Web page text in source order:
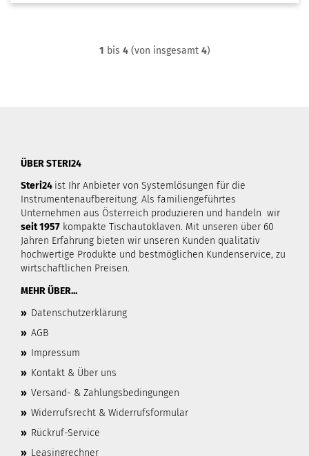
1 bis 4(von insgesamt 4)
ÜBER STERI24
Steri24 ist Ihr Anbieter von Systemlösungen für die
Instrumentenaufbereitung. Als familiengeführtes
Unternehmen aus Österreich produzieren und handeln wir
seit 1957 kompakte Tischautoklaven. Mit unseren über 60
Jahren Erfahrung bieten wir unseren Kunden qualitativ
hochwertige Produkte und bestmöglichen Kundenservice, zu
wirtschaftlichen Preisen.
MEHR ÜBER...
» Datenschutzerklärung
» AGB
» Impressum
» Kontakt & Über uns
» Versand- & Zahlungsbedingungen
» Widerrufsrecht & Widerrufsformular
» Rückruf-Service
» Leasingrechner